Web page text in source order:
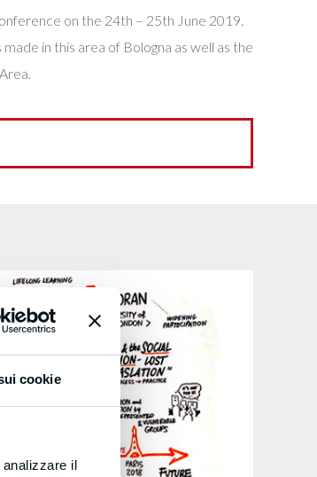
cookie
il
on the 24th – 25th June 2019.
in this area of Bologna as well as the